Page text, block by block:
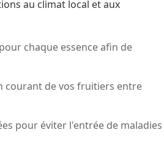
au climat local et aux
chaque essence afin de
courant de vos fruitiers entre
pour éviter l'entrée de maladies